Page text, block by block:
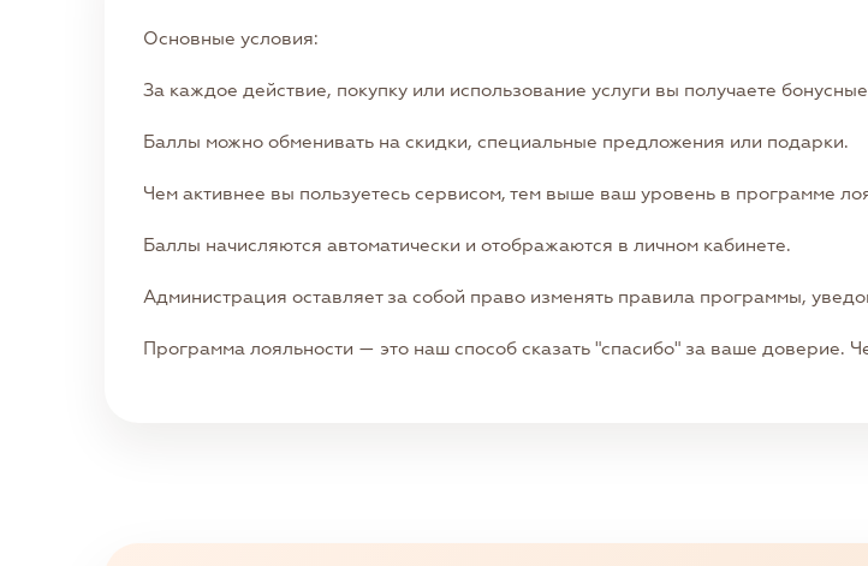
Основные условия:
За каждое действие, покупку или использование услуги вы получаете
Баллы можно обменивать на скидки, специальные предложения или подарки.
Чем активнее вы пользуетесь сервисом, тем выше ваш уровень в программе
Баллы начисляются автоматически и отображаются в личном кабинете.
Администрация оставляет за собой право изменять правила программы,
Программа лояльности — это наш способ сказать "спасибо" за ваше доверие.